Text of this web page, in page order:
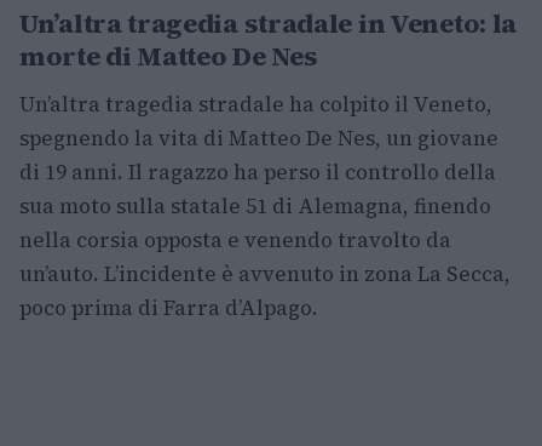
Un’altra tragedia stradale in Veneto: la
morte di Matteo De Nes
Un’altra tragedia stradale ha colpito il Veneto,
spegnendo la vita di Matteo De Nes, un giovane
di 19 anni. Il ragazzo ha perso il controllo della
sua moto sulla statale 51 di Alemagna, finendo
nella corsia opposta e venendo travolto da
un’auto. L’incidente è avvenuto in zona La Secca,
poco prima di Farra d’Alpago.